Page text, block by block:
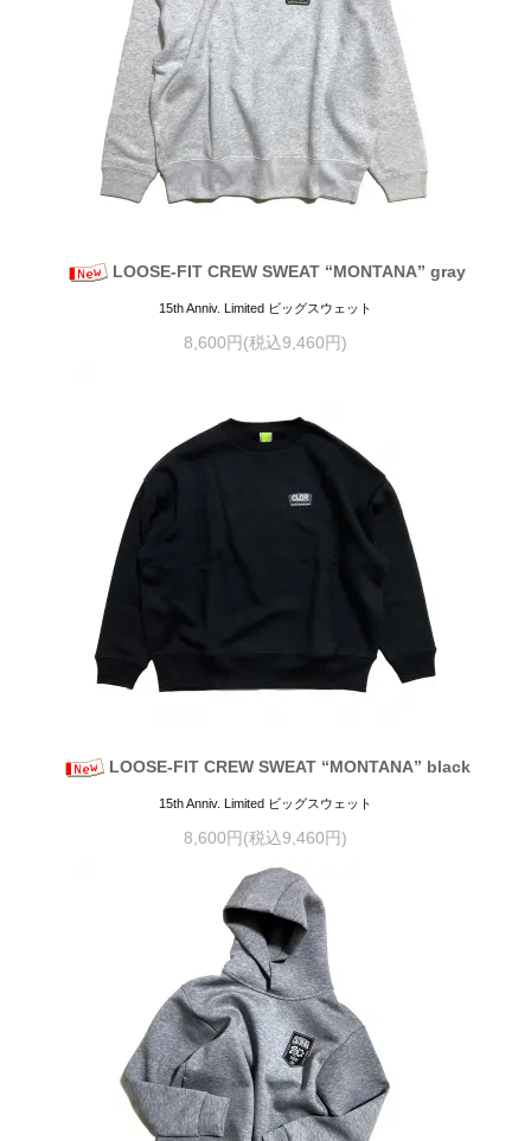
LOOSE-FIT CREW SWEAT “MONTANA” gray
15th Anniv. Limited ビッグスウェット
8,600円(税込9,460円)
LOOSE-FIT CREW SWEAT “MONTANA” black
15th Anniv. Limited ビッグスウェット
8,600円(税込9,460円)